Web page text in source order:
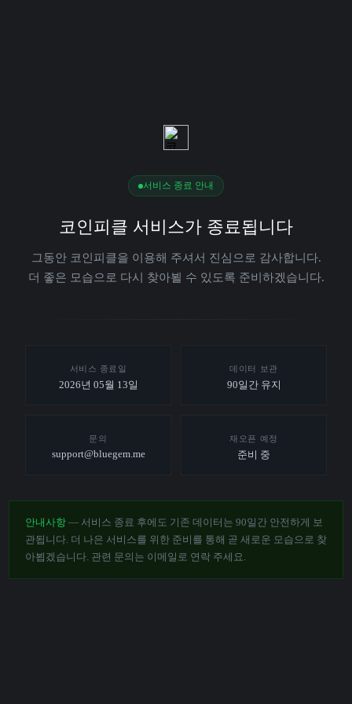
서비스 종료 안내
코인피클 서비스가 종료됩니다
그동안 코인피클을 이용해 주셔서 진심으로 감사합니다.
더 좋은 모습으로 다시 찾아뵐 수 있도록 준비하겠습니다.
서비스 종료일
2026년 05월 13일
데이터 보관
90일간 유지
문의
support@bluegem.me
재오픈 예정
준비 중
안내사항 — 서비스 종료 후에도 기존 데이터는 90일간 안전하게 보
관됩니다. 더 나은 서비스를 위한 준비를 통해 곧 새로운 모습으로 찾
아뵙겠습니다. 관련 문의는 이메일로 연락 주세요.